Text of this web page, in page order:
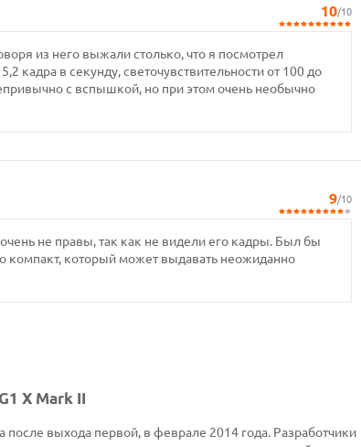
10/10
из него выжали столько, что я посмотрел
кадра в секунду, светочувствительности от 100 до
с вспышкой, но при этом очень необычно
9/10
не правы, так как не видели его кадры. Был бы
компакт, который может выдавать неожиданно
X Mark II
после выхода первой, в феврале 2014 года. Разработчики